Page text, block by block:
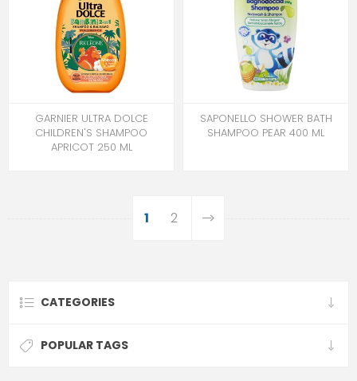
GARNIER ULTRA DOLCE
CHILDREN'S SHAMPOO
APRICOT 250 ML
SAPONELLO SHOWER BATH
SHAMPOO PEAR 400 ML
1 2
CATEGORIES
POPULAR TAGS